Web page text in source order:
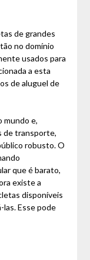
de grandes
no domínio
usados para
a esta
de aluguel de
mundo e,
de transporte,
robusto. O
que é barato,
existe a
disponíveis
las. Esse pode